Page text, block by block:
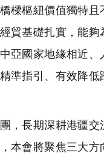
樑樞紐價值獨特
貿基礎扎實，能夠
亞國家地緣相近
準指引、有效降
，長期深耕港疆
本會將聚焦三大